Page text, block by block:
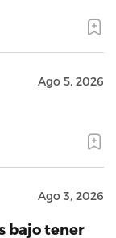
Ago 5, 2026
Ago 3, 2026
bajo tener